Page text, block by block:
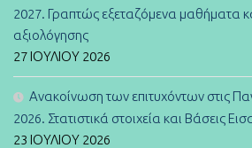
2027. Γραπτώς εξεταζόμενα μαθήματα
αξιολόγησης
27 ΙΟΥΛΊΟΥ 2026
Ανακοίνωση των επιτυχόντων στις
2026. Στατιστικά στοιχεία και Βάσεις
23 ΙΟΥΛΊΟΥ 2026